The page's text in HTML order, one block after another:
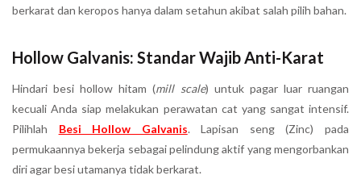
berkarat dan keropos hanya dalam setahun akibat salah pilih bahan.
Hollow Galvanis: Standar Wajib Anti-Karat
Hindari besi hollow hitam (mill scale) untuk pagar luar ruangan
kecuali Anda siap melakukan perawatan cat yang sangat intensif.
Pilihlah Besi Hollow Galvanis. Lapisan seng (Zinc) pada
permukaannya bekerja sebagai pelindung aktif yang mengorbankan
diri agar besi utamanya tidak berkarat.